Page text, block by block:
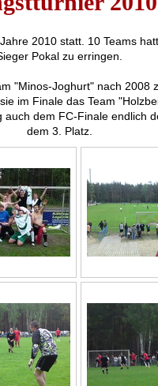
2010 statt. 10 Teams
Pokal zu erringen.
"Minos-Joghurt" nach 2008
im Finale das Team
auch dem FC-Finale endlich
dem 3. Platz.